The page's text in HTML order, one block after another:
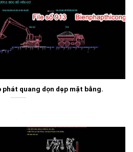
phát quang dọn dẹp mặt bằng.